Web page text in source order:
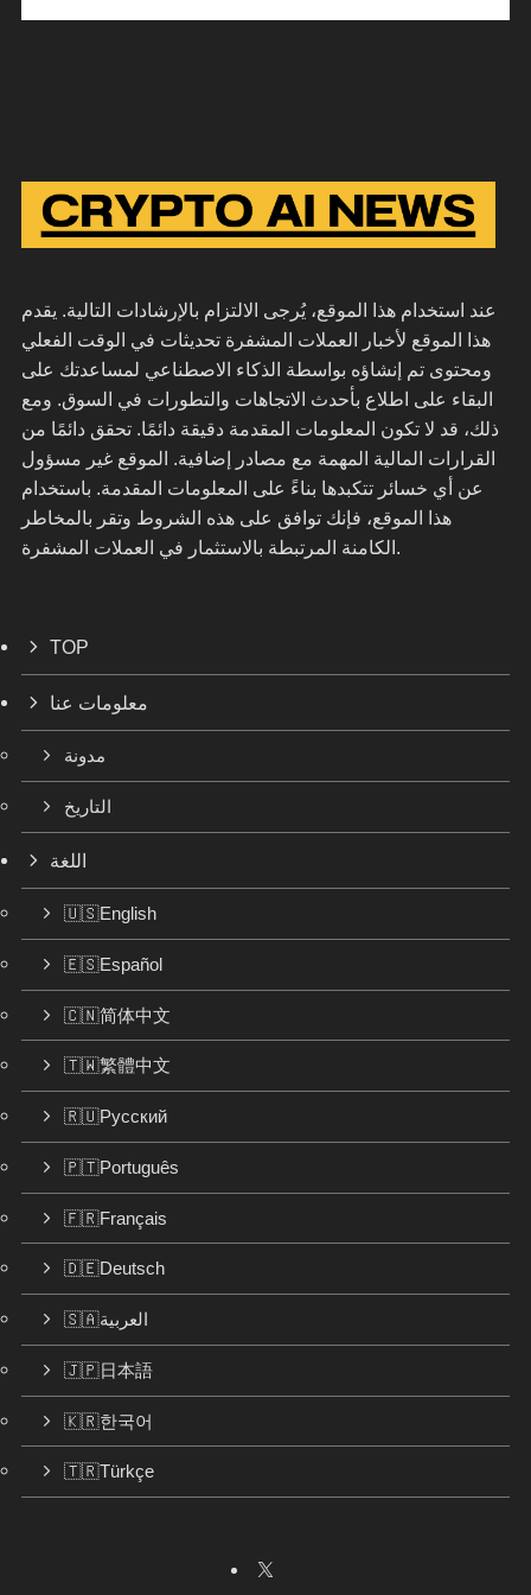
عند استخدام هذا الموقع، يُرجى الالتزام بالإرشادات التالية. يقدم
هذا الموقع لأخبار العملات المشفرة تحديثات في الوقت الفعلي
ومحتوى تم إنشاؤه بواسطة الذكاء الاصطناعي لمساعدتك على
البقاء على اطلاع بأحدث الاتجاهات والتطورات في السوق. ومع
ذلك، قد لا تكون المعلومات المقدمة دقيقة دائمًا. تحقق دائمًا من
القرارات المالية المهمة مع مصادر إضافية. الموقع غير مسؤول
عن أي خسائر تتكبدها بناءً على المعلومات المقدمة. باستخدام
هذا الموقع، فإنك توافق على هذه الشروط وتقر بالمخاطر
الكامنة المرتبطة بالاستثمار في العملات المشفرة.
TOP
معلومات عنا
مدونة
التاريخ
اللغة
🇺🇸English
🇪🇸Español
🇨🇳简体中文
🇹🇼繁體中文
🇷🇺Русский
🇵🇹Português
🇫🇷Français
🇩🇪Deutsch
🇸🇦العربية
🇯🇵日本語
🇰🇷한국어
🇹🇷Türkçe